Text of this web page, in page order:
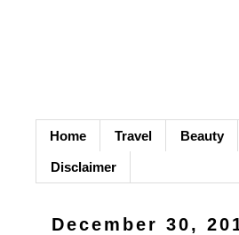
Home Travel Beauty
Disclaimer
December 30,